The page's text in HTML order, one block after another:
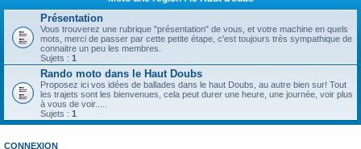
Présentation
Vous trouverez une rubrique "présentation" de vous, et votre machine en quels
mots, merci de passer par cette petite étape, c'est toujours très sympathique de
connaitre un peu les membres.
Sujets : 1
Rando moto dans le Haut Doubs
Proposez ici vos idées de ballades dans le haut Doubs, au autre bien sur! Tout
les trajets sont les bienvenues, cela peut durer une heure, une journée, voir plus
à vous de voir.....
Sujets : 1
CONNEXION